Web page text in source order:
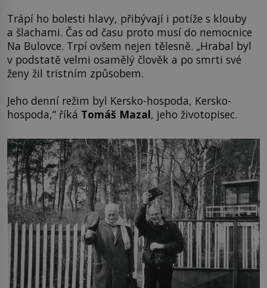
Trápí ho bolesti hlavy, přibývají i potíže s klouby
a šlachami. Čas od času proto musí do nemocnice
Na Bulovce. Trpí ovšem nejen tělesně. „Hrabal byl
v podstatě velmi osamělý člověk a po smrti své
ženy žil tristním způsobem.
Jeho denní režim byl Kersko-hospoda, Kersko-
hospoda,“ říká Tomáš Mazal, jeho životopisec.